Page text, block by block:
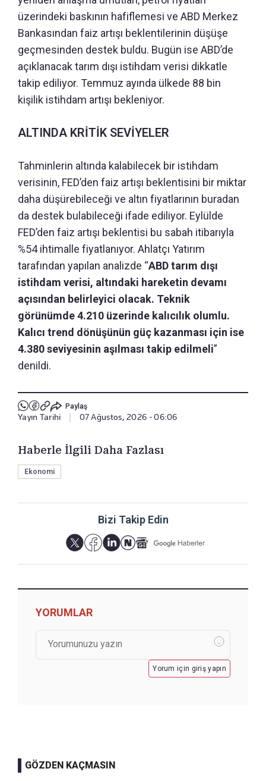
üzerindeki baskının hafiflemesi ve ABD Merkez
Bankasından faiz artışı beklentilerinin düşüşe
geçmesinden destek buldu. Bugün ise ABD’de
açıklanacak tarım dışı istihdam verisi dikkatle
takip ediliyor. Temmuz ayında ülkede 88 bin
kişilik istihdam artışı bekleniyor.
ALTINDA KRİTİK SEVİYELER
Tahminlerin altında kalabilecek bir istihdam
verisinin, FED’den faiz artışı beklentisini bir miktar
daha düşürebileceği ve altın fiyatlarının buradan
da destek bulabileceği ifade ediliyor. Eylülde
FED’den faiz artışı beklentisi bu sabah itibarıyla
%54 ihtimalle fiyatlanıyor. Ahlatçı Yatırım
tarafından yapılan analizde “ABD tarım dışı
istihdam verisi, altındaki hareketin devamı
açısından belirleyici olacak. Teknik
görünümde 4.210 üzerinde kalıcılık olumlu.
Kalıcı trend dönüşünün güç kazanması için ise
4.380 seviyesinin aşılması takip edilmeli”
denildi.
Paylaş
Yayın Tarihi 07 Ağustos, 2026 - 06:06
Haberle İlgili Daha Fazlası
Ekonomi
Bizi Takip Edin
YORUMLAR
Yorum için giriş yapın
GÖZDEN KAÇMASIN